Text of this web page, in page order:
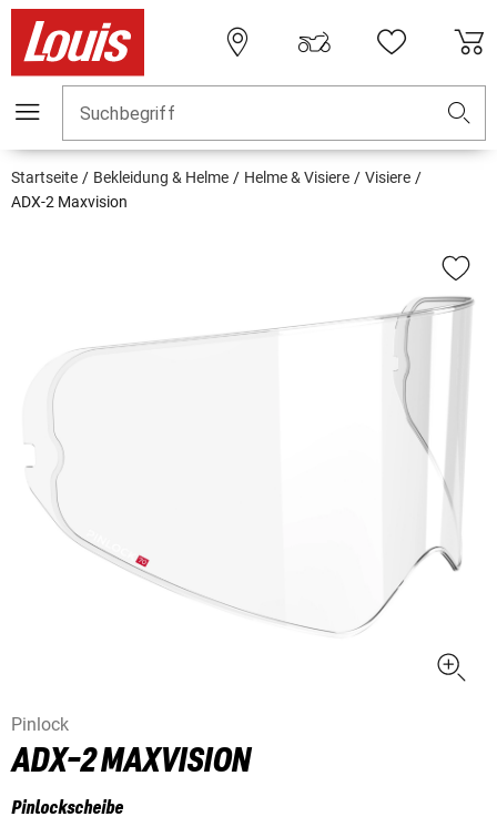
Suchbegriff
Startseite Bekleidung & Helme Helme & Visiere
Visiere
ADX-2 Maxvision
Pinlock
ADX-2 MAXVISION
Pinlockscheibe